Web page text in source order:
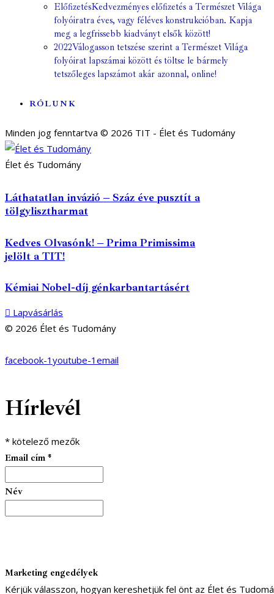
ElőfizetésKedvezményes előfizetés a Természet Világa
folyóiratra éves, vagy féléves konstrukcióban. Kapja
meg a legfrissebb kiadványt elsők között!
2022Válogasson tetszése szerint a Természet Világa
folyóirat lapszámai között és töltse le bármely
tetszőleges lapszámot akár azonnal, online!
RÓLUNK
Minden jog fenntartva © 2026 TIT - Élet és Tudomány
Élet és Tudomány
Láthatatlan invázió – Száz éve pusztít a
tölgylisztharmat
Kedves Olvasónk! – Prima Primissima
jelölt a TIT!
Kémiai Nobel-díj génkarbantartásért
Lapvásárlás
© 2026 Élet és Tudomány
facebook-1 youtube-1 email
Hírlevél
* kötelező mezők
Email cím *
Név
Marketing engedélyek
Kérjük válasszon, hogyan kereshetjük fel önt az Élet és